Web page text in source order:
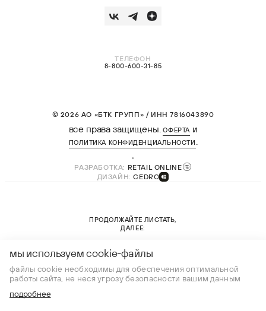
ТЕЛЕФОН
8-800-600-31-85
© 2026 АО «БТК ГРУПП» / ИНН 7816043890
все права защищены.ОФЕРТАи
ПОЛИТИКА КОНФИДЕНЦИАЛЬНОСТИ .
РАЗРАБОТКА: RETAIL ONLINE
ДИЗАЙН:CEDRO
ПРОДОЛЖАЙТЕ ЛИСТАТЬ,
ДАЛЕЕ:
новая коллекция
мы используем cookie-файлы
файлы cookie необходимы для обеспечения оптимальной
работы сайта, не неся угрозу безопасности вашим данным
подробнее